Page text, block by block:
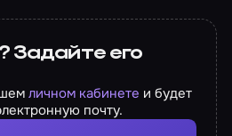
Задайте его
личном кабинете и будет
почту.